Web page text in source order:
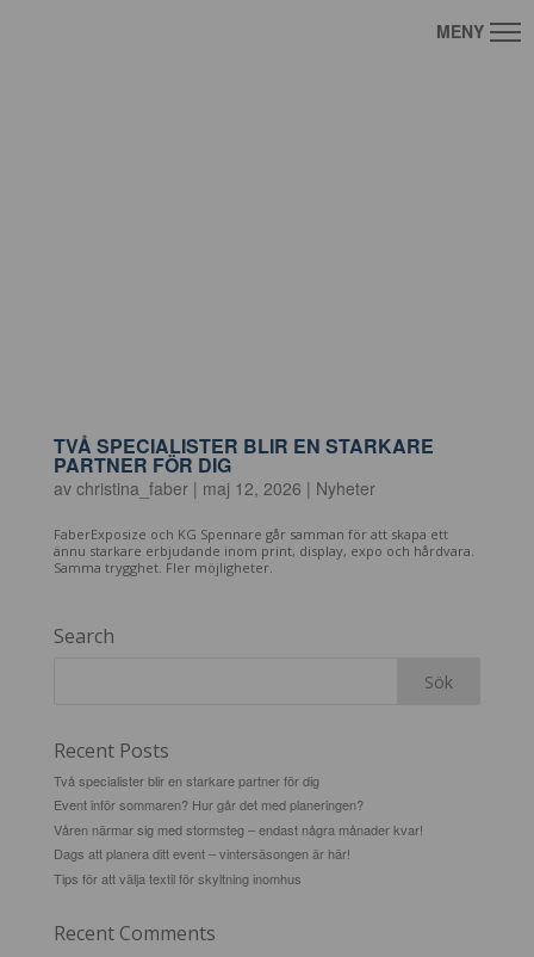
TVÅ SPECIALISTER BLIR EN STARKARE
PARTNER FÖR DIG
av christina_faber| maj 12, 2026 | Nyheter
FaberExposize och KG Spennare går samman för att skapa ett
ännu starkare erbjudande inom print, display, expo och hårdvara.
Samma trygghet. Fler möjligheter.
Search
Recent Posts
Två specialister blir en starkare partner för dig
Event inför sommaren? Hur går det med planeringen?
Våren närmar sig med stormsteg – endast några månader kvar!
Dags att planera ditt event – vintersäsongen är här!
Tips för att välja textil för skyltning inomhus
Recent Comments